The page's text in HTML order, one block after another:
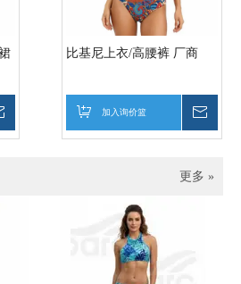
比基尼上衣/高腰裤 厂商
加入询价篮
更多 »